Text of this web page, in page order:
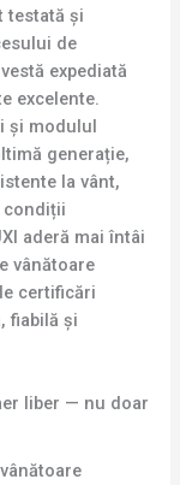
testată și
de
expediată
excelente.
și modulul
generație,
la vânt,
condiții
aderă mai întâi
vânătoare
certificări
fiabilă și
liber — nu doar